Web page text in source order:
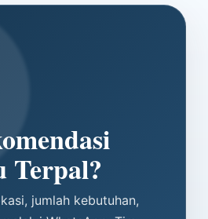
Terpal?
jumlah kebutuhan,